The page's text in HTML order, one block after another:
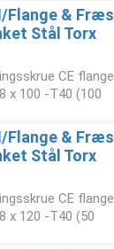
& Fræs
Stål Torx
CE flange
x 100 -T40 (100
& Fræs
Stål Torx
CE flange
x 120 -T40 (50